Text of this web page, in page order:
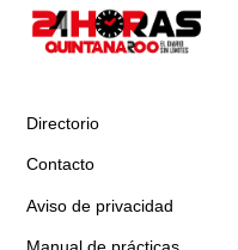
Directorio
Contacto
Aviso de privacidad